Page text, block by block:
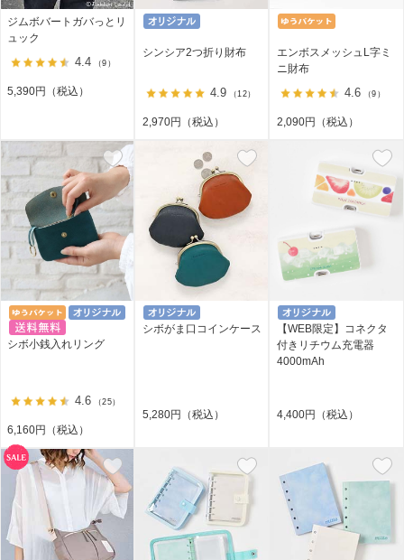
ジムボバートガバっとリ
ュック
4.4 （9）
5,390円（税込）
シンシア2つ折り財布
4.9 （12）
2,970円（税込）
エンボスメッシュL字ミ
ニ財布
4.6 （9）
2,090円（税込）
シボ小銭入れリング
4.6 （25）
6,160円（税込）
シボがま口コインケース
5,280円（税込）
【WEB限定】コネクタ
付きリチウム充電器
4000mAh
4,400円（税込）